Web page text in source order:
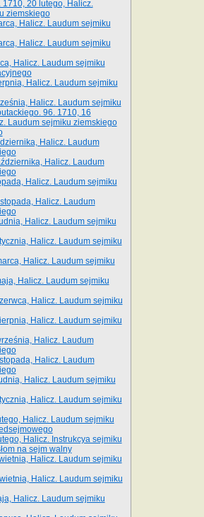
1710, 20 lutego, Halicz.
ziemskiego
Halicz. Laudum sejmiku
Halicz. Laudum sejmiku
Halicz. Laudum sejmiku
Halicz. Laudum sejmiku
Halicz. Laudum sejmiku
96. 1710, 16
Laudum sejmiku ziemskiego
Halicz. Laudum
Halicz. Laudum
Halicz. Laudum sejmiku
Halicz. Laudum
Halicz. Laudum sejmiku
Halicz. Laudum sejmiku
Halicz. Laudum sejmiku
Halicz. Laudum sejmiku
Halicz. Laudum sejmiku
Halicz. Laudum sejmiku
Halicz. Laudum
Halicz. Laudum
Halicz. Laudum sejmiku
Halicz. Laudum sejmiku
Halicz. Laudum sejmiku
Halicz. Instrukcya sejmiku
na sejm walny
Halicz. Laudum sejmiku
Halicz. Laudum sejmiku
Halicz. Laudum sejmiku